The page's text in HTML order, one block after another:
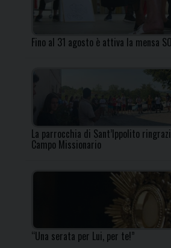
Fino al 31 agosto è attiva la mensa
La parrocchia di Sant’Ippolito
Campo Missionario
“Una serata per Lui, per te!”